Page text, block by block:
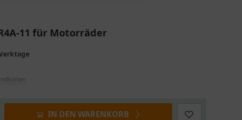
11 für Motorräder
IN DEN WARENKORB